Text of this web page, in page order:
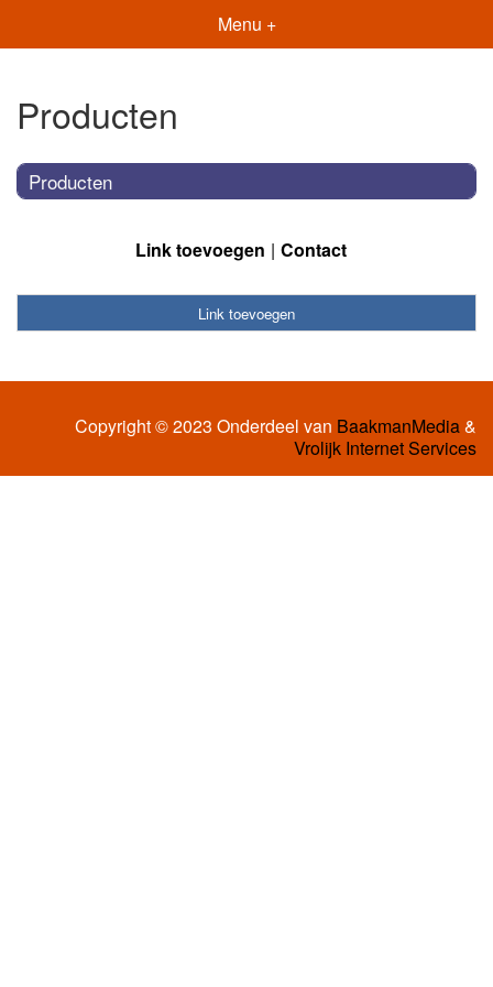
Menu +
Producten
Producten
Link toevoegen Contact
Link toevoegen
Copyright © 2023 Onderdeel van BaakmanMedia&
Vrolijk Internet Services